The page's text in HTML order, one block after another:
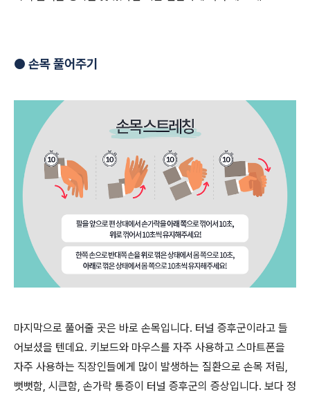
● 손목 풀어주기
마지막으로 풀어줄 곳은 바로 손목입니다. 터널 증후군이라고 들
어보셨을 텐데요. 키보드와 마우스를 자주 사용하고 스마트폰을
자주 사용하는 직장인들에게 많이 발생하는 질환으로 손목 저림,
뻣뻣함, 시큰함, 손가락 통증이 터널 증후군의 증상입니다. 보다 정